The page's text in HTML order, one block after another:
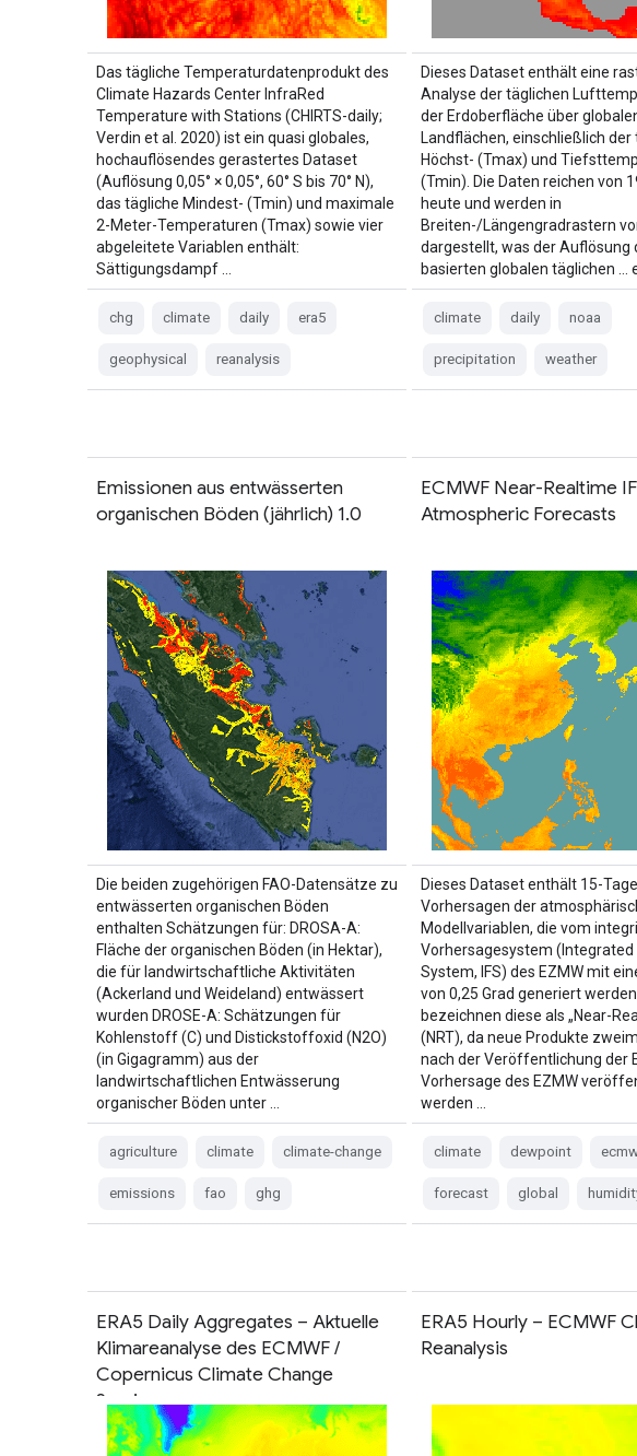
Das tägliche Temperaturdatenprodukt des
Climate Hazards Center InfraRed
Temperature with Stations (CHIRTS-daily;
Verdin et al. 2020) ist ein quasi globales,
hochauflösendes gerastertes Dataset
(Auflösung 0,05° × 0,05°, 60° S bis 70° N),
das tägliche Mindest- (Tmin) und maximale
2-Meter-Temperaturen (Tmax) sowie vier
abgeleitete Variablen enthält:
Sättigungsdampf …
chg climate daily era5
geophysical reanalysis
Dieses Dataset enthält eine
Analyse der täglichen
der Erdoberfläche über
Landflächen, einschließlich der
Höchst- (Tmax) und
(Tmin). Die Daten reichen von
heute und werden in
Breiten-/Längengradrastern
dargestellt, was der Auflösung
basierten globalen täglichen …
climate daily noaa
precipitation weather
Emissionen aus entwässerten
organischen Böden (jährlich) 1.0
Die beiden zugehörigen FAO-Datensätze zu
entwässerten organischen Böden
enthalten Schätzungen für: DROSA-A:
Fläche der organischen Böden (in Hektar),
die für landwirtschaftliche Aktivitäten
(Ackerland und Weideland) entwässert
wurden DROSE-A: Schätzungen für
Kohlenstoff (C) und Distickstoffoxid (N2O)
(in Gigagramm) aus der
landwirtschaftlichen Entwässerung
organischer Böden unter …
agriculture climate climate-change
emissions fao ghg
ECMWF Near-Realtime
Atmospheric Forecasts
Dieses Dataset enthält 15-
Vorhersagen der
Modellvariablen, die vom
Vorhersagesystem (Integrated
System, IFS) des EZMW mit
von 0,25 Grad generiert
bezeichnen diese als „Near-
(NRT), da neue Produkte
nach der Veröffentlichung der
Vorhersage des EZMW
werden …
climate dewpoint
forecast global
ERA5 Daily Aggregates – Aktuelle
Klimareanalyse des ECMWF /
Copernicus Climate Change
Service
ERA5 Hourly – ECMWF
Reanalysis